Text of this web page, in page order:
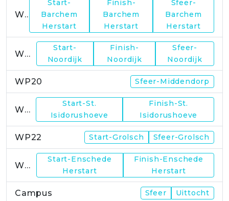
WP17
Start-
Barchem
Herstart
Finish-
Barchem
Herstart
Sfeer-
Barchem
Herstart
WP19
Start-
Noordijk
Finish-
Noordijk
Sfeer-
Noordijk
WP20 Sfeer-Middendorp
WP21
Start-St.
Isidorushoeve
Finish-St.
Isidorushoeve
WP22 Start-Grolsch Sfeer-Grolsch
WP23
Start-Enschede
Herstart
Finish-Enschede
Herstart
Campus Sfeer Uittocht